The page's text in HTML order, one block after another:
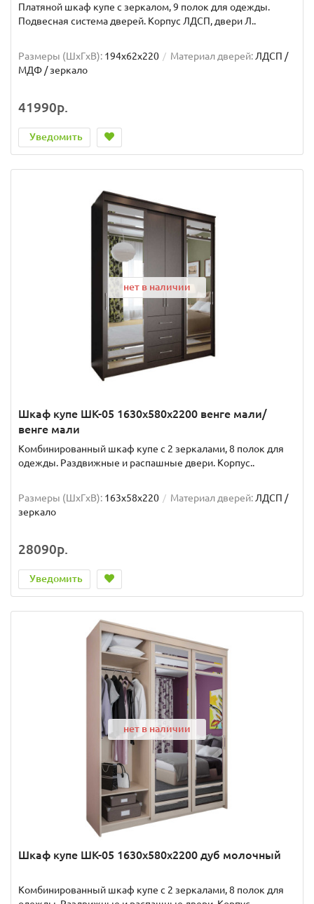
Платяной шкаф купе с зеркалом, 9 полок для одежды.
Подвесная система дверей. Корпус ЛДСП, двери Л..
Размеры (ШxГxВ): 194x62x220 Материал дверей: ЛДСП /
МДФ / зеркало
41990р.
Уведомить
нет в наличии
Шкаф купе ШК-05 1630x580x2200 венге мали/
венге мали
Комбинированный шкаф купе с 2 зеркалами, 8 полок для
одежды. Раздвижные и распашные двери. Корпус..
Размеры (ШxГxВ): 163x58x220 Материал дверей: ЛДСП /
зеркало
28090р.
Уведомить
нет в наличии
Шкаф купе ШК-05 1630x580x2200 дуб молочный
Комбинированный шкаф купе с 2 зеркалами, 8 полок для